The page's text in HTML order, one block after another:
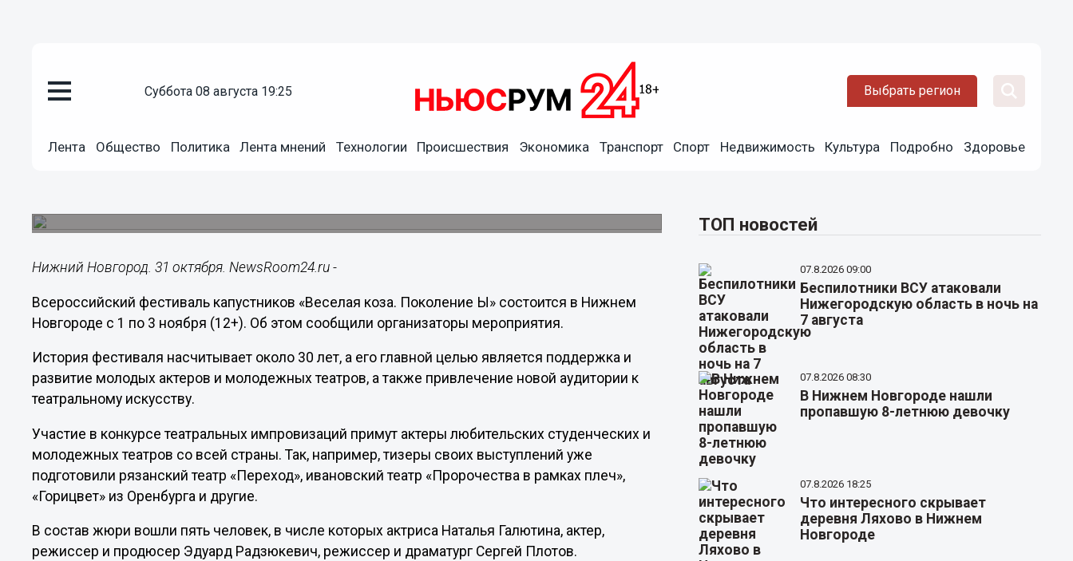
суббота 08 августа 19:25 Выбрать регион
Лента Общество Политика Лента мнений Технологии Происшествия Экономика Транспорт Спорт Недвижимость Культура Подробно Здоровье
Всероссийский фестиваль капустников пройдет в Нижнем
Нижний Новгород. 31 октября. NewsRoom24.ru -
Всероссийский фестиваль капустников «Веселая коза. Поколение Ы» состоится в Нижнем
Новгороде с 1 по 3 ноября (12+). Об этом сообщили организаторы мероприятия.
История фестиваля насчитывает около 30 лет, а его главной целью является поддержка и
развитие молодых актеров и молодежных театров, а также привлечение новой аудитории к
театральному искусству.
Участие в конкурсе театральных импровизаций примут актеры любительских студенческих и
молодежных театров со всей страны. Так, например, тизеры своих выступлений уже
подготовили рязанский театр «Переход», ивановский театр «Пророчества в рамках плеч»,
«Горицвет» из Оренбурга и другие.
В состав жюри вошли пять человек, в числе которых актриса Наталья Галютина, актер,
режиссер и продюсер Эдуард Радзюкевич, режиссер и драматург Сергей Плотов.
ТОП новостей
07.8.2026 09:00
Беспилотники ВСУ атаковали
Нижегородскую область в ночь на
7 августа
07.8.2026 08:30
В Нижнем Новгороде нашли
пропавшую 8-летнюю девочку
07.8.2026 18:25
Что интересного скрывает
деревня Ляхово в Нижнем
Новгороде